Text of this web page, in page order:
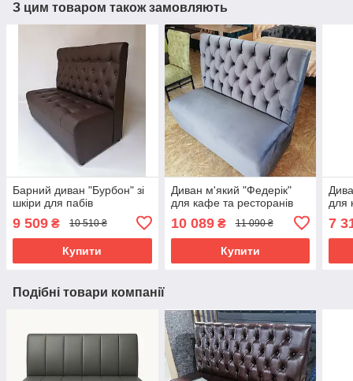
З цим товаром також замовляють
Барний диван "Бурбон" зі
шкіри для пабів
9 509 ₴ 10 510 ₴
Купити
Диван м'який "Федерік"
для кафе та ресторанів
10 089₴ 11 090 ₴
Купити
для
7
Подібні товари компанії